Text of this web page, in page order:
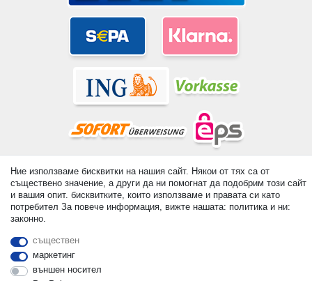
© Copyright 2026 | Всички права запазени. - All rights reserved.
Prices incl. VAT. 19% VAT Basic prices see article detail | *
Applies to deliveries to the UK!
Ние използваме бисквитки на нашия сайт. Някои от тях са от
съществено значение, а други да ни помогнат да подобрим този сайт
и вашия опит. бисквитките, които използваме и правата си като
потребител За повече информация, вижте нашата: политика и ни:
законно.
съществен
маркетинг
външен носител